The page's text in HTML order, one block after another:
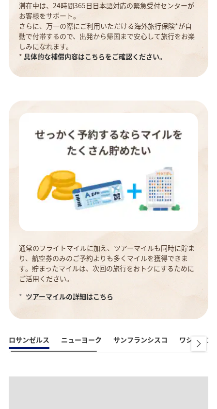
滞在中は、24時間365日日本語対応の緊急受付センターが
お客様をサポート。
さらに、万一の際にご利用いただける海外旅行保険*が自
動で付帯するので、出発から帰国まで安心して旅行をお楽
しみになれます。
* 具体的な補償内容はこちらをご確認ください。
通常のフライトマイルに加え、ツアーマイルも同時に貯ま
り、航空券のみのご予約よりも多くマイルを獲得できま
す。貯まったマイルは、次回の旅行をおトクにするために
ご活用ください。
* ツアーマイルの詳細はこちら
ロサンゼルス ニューヨーク サンフランシスコ ワシントン